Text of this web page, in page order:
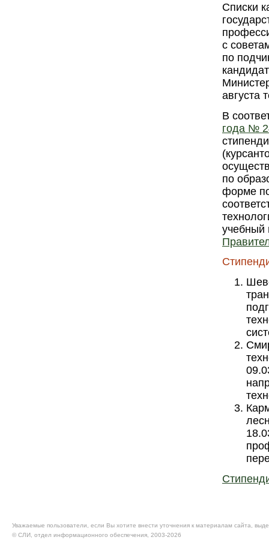
Списки
с
по
августа
В
года №
по
форме
учебный
Уважаемые пользователи, если Вы хотите внести уточнения к материалам сайта,
© CЛИ, отдел информационного обеспечения, 2003-2026